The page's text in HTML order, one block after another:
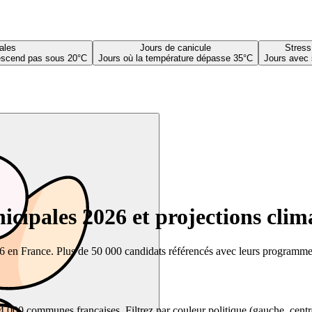
pas sous 20°C
Jours de canicule
Jours où la température dépasse 35°C
Jours avec
2026 et projections
France. Plus de 50 000 candidats référencés avec leurs